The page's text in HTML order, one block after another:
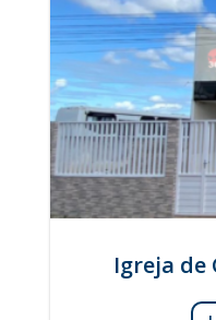
Igreja de